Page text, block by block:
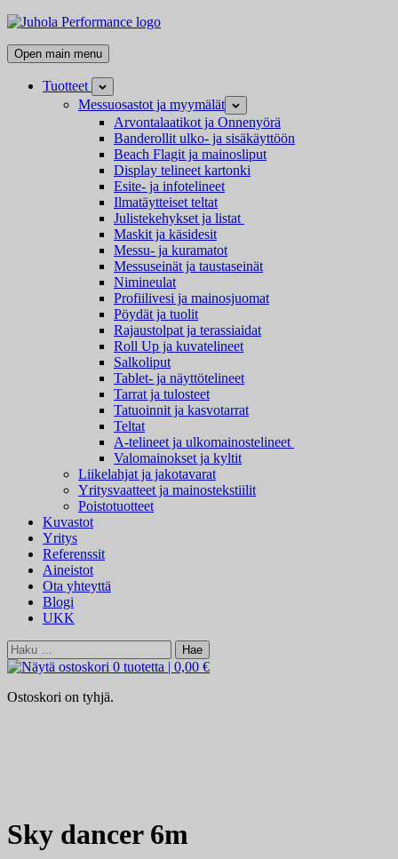
Skip
content
Juhola
Kaikki
messutuotteet
mainostarvikkeet
Open main menu
Tuotteet
Open
child
menu
Messuosastot ja myymälät Open
child
menu
Arvontalaatikot ja Onnenyörä
Banderollit ulko- ja sisäkäyttöön
Beach Flagit ja mainosliput
Display telineet kartonki
Esite- ja infotelineet
Ilmatäytteiset teltat
Julistekehykset ja listat
Maskit ja käsidesit
Messu- ja kuramatot
Messuseinät ja taustaseinät
Nimineulat
Profiilivesi ja mainosjuomat
Pöydät ja tuolit
Rajaustolpat ja terassiaidat
Roll Up ja kuvatelineet
Salkoliput
Tablet- ja näyttötelineet
Tarrat ja tulosteet
Tatuoinnit ja kasvotarrat
Teltat
A-telineet ja ulkomainostelineet
Valomainokset ja kyltit
Liikelahjat ja jakotavarat
Yritysvaatteet ja mainostekstiilit
Poistotuotteet
Kuvastot
Yritys
Referenssit
Aineistot
Ota yhteyttä
Blogi
UKK
Haku:
0 tuotetta | 0,00 €
Ostoskori on tyhjä.
Sky dancer 6m